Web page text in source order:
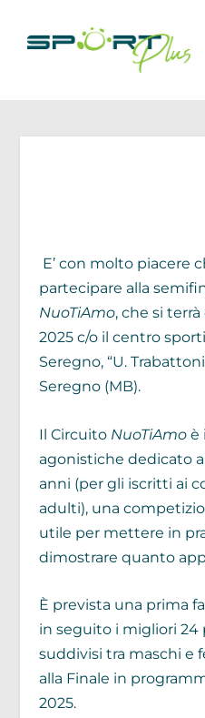
E’ con molto piacere
partecipare alla
NuoTiAmo, che si
2025 c/o il centro
Seregno, “U.
Seregno (MB).
Il Circuito NuoTiAmoè
agonistiche dedicato
anni (per gli iscritti ai
adulti), una
utile per mettere in
dimostrare quanto
È prevista una prima
in seguito i migliori 24
suddivisi tra maschi e
alla Finale in
2025.